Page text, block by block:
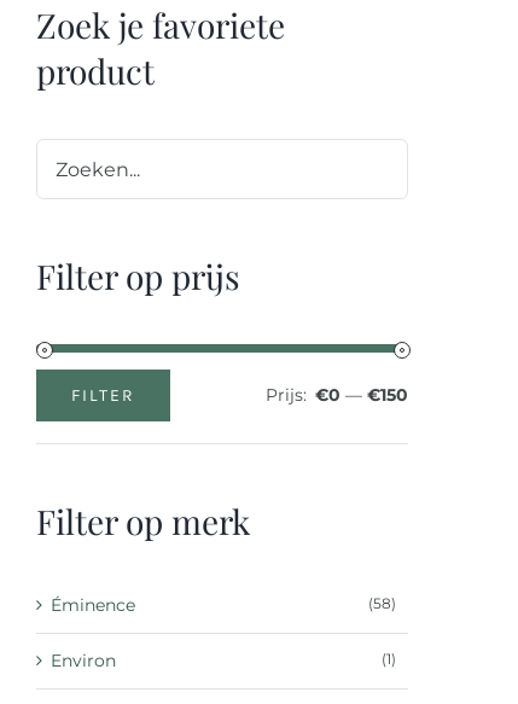
Zoek je favoriete
product
Filter op prijs
prijs
prijs
FILTER Prijs: €0 —€150
Filter op merk
Éminence (58)
Environ (1)